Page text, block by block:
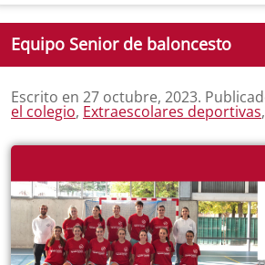
Equipo Senior de baloncesto
Escrito en 27 octubre, 2023.
el colegio, Extraescolares deportivas,